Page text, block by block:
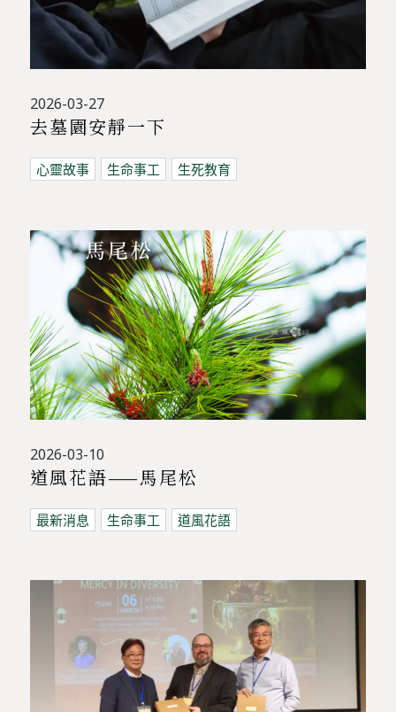
2026-03-27
去墓園安靜一下
心靈故事 生命事工 生死教育
2026-03-10
道風花語——馬尾松
最新消息 生命事工 道風花語